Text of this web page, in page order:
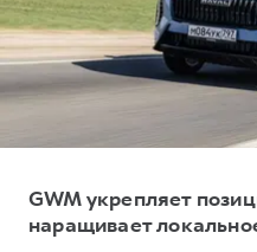
Тест-драйв
Трейд-ин
КРЕДИТ И
Кредитный
Страхование
СЕРВИСНОЕ
Нулевое ТО
Программа «Помощь
Регламенты
Электронный ПТС
Наша команда
О дилере
GWM укрепляет
наращивает